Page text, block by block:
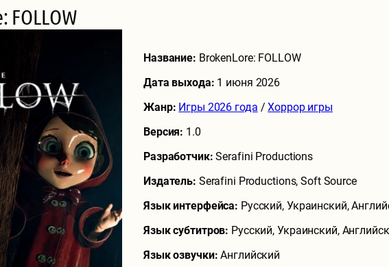
FOLLOW
Название: BrokenLore: FOLLOW
Дата выхода: 1 июня 2026
Жанр: Игры 2026 года /Хоррор игры
Версия: 1.0
Разработчик:Serafini Productions
Издатель: Serafini Productions, Soft Source
Язык интерфейса: Русский, Украинский,
Язык субтитров: Русский, Украинский,
Язык озвучки:Английский